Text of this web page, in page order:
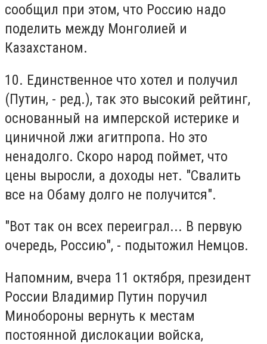
сообщил при этом, что Россию надо
поделить между Монголией и
Казахстаном.
10. Единственное что хотел и получил
(Путин, - ред.), так это высокий рейтинг,
основанный на имперской истерике и
циничной лжи агитпропа. Но это
ненадолго. Скоро народ поймет, что
цены выросли, а доходы нет. "Свалить
все на Обаму долго не получится".
"Вот так он всех переиграл... В первую
очередь, Россию", - подытожил Немцов.
Напомним, вчера 11 октября, президент
России Владимир Путин поручил
Минобороны вернуть к местам
постоянной дислокации войска,